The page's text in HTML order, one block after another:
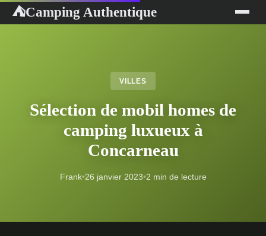
⛺Camping Authentique
VILLES
Sélection de mobil homes de
camping luxueux à
Concarneau
Frank•26 janvier 2023•2 min de lecture